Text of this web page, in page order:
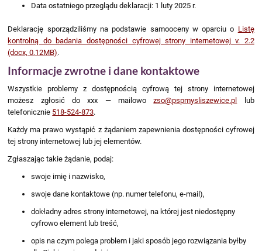
Data ostatniego przeglądu deklaracji: 1 luty 2025 r.
Deklarację sporządziliśmy na podstawie samooceny w oparciu o Listę
kontrolną do badania dostępności cyfrowej strony internetowej v. 2.2
(docx, 0,12MB).
Informacje zwrotne i dane kontaktowe
Wszystkie problemy z dostępnością cyfrową tej strony internetowej
możesz zgłosić doxxx — mailowozso@pspmysliszewice.pl
lub
telefonicznie 518-524-873.
Każdy ma prawo wystąpić z żądaniem zapewnienia dostępności cyfrowej
tej strony internetowej lub jej elementów.
Zgłaszając takie żądanie, podaj:
swoje imię i nazwisko,
swoje dane kontaktowe (np. numer telefonu, e-mail),
dokładny adres strony internetowej, na której jest niedostępny
cyfrowo element lub treść,
opis na czym polega problem i jaki sposób jego rozwiązania byłby